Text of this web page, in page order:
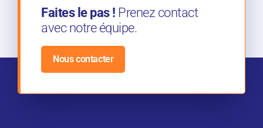
Faites le pas ! Prenez contact
avec notre équipe.
Nous contacter